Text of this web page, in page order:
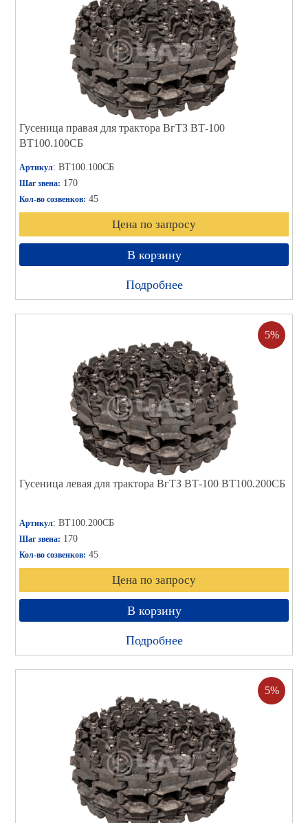
Гусеница правая для трактора ВгТЗ ВТ-100
ВТ100.100СБ
Артикул: ВТ100.100СБ
Шаг звена: 170
Кол-во созвенков: 45
Цена по запросу
В корзину
Подробнее
5%
Гусеница левая для трактора ВгТЗ ВТ-100 ВТ100.200СБ
Артикул: ВТ100.200СБ
Шаг звена: 170
Кол-во созвенков: 45
Цена по запросу
В корзину
Подробнее
5%